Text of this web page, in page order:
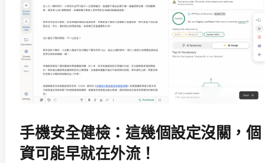
手機安全健檢：這幾個設定沒關，個
資可能早就在外流！